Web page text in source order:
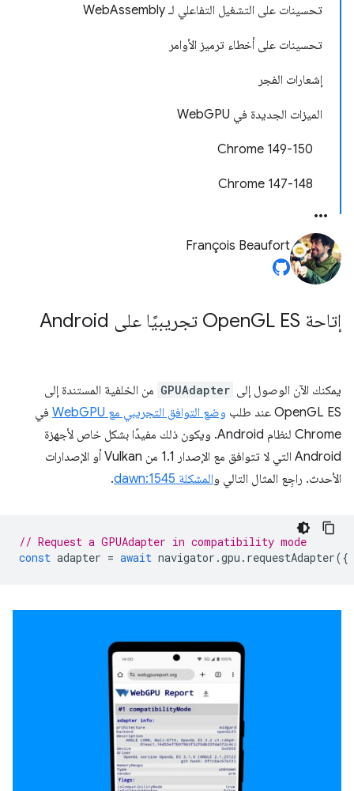
تحسينات على التشغيل التفاعلي لـ WebAssembly
تحسينات على أخطاء ترميز الأوامر
إشعارات الفجر
الميزات الجديدة في WebGPU
‫Chrome 149-150
Chrome 147-148
François Beaufort
إتاحة Open GL ES تجريبيًا على Android
يمكنك الآن الوصول إلى GPUAdapter من الخلفية المستندة إلى
OpenGL ES عند طلب
وضع التوافق التجريبي مع WebGPU
في
Chrome لنظام Android. ويكون ذلك مفيدًا بشكل خاص لأجهزة
Android التي لا تتوافق مع الإصدار 1.1 من Vulkan أو الإصدارات
الأحدث. راجِع المثال التالي والمشكلة dawn:1545 .
// Request a GPUAdapter in compatibility mode
const adapter = await navigator .gpu . requestAdapter({